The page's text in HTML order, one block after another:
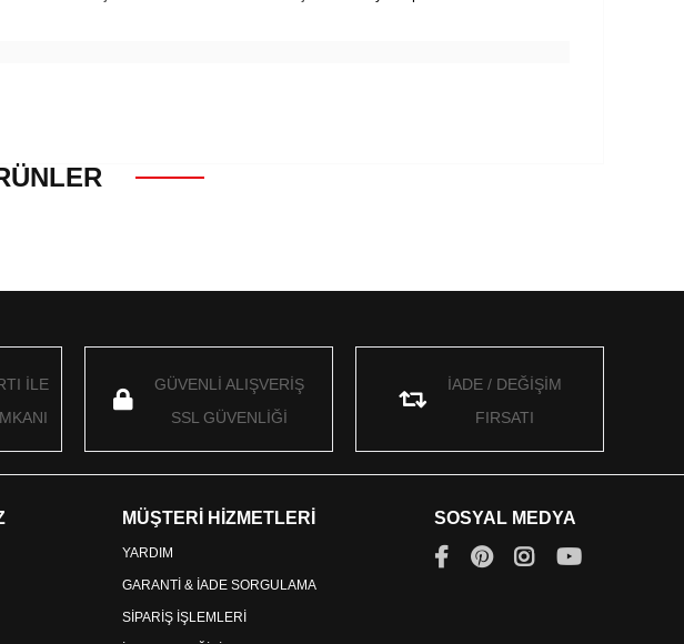
İLE
GÜVENLİ ALIŞVERİŞ
SSL GÜVENLİĞİ
İADE / DEĞİŞİM
FIRSATI
MÜŞTERİ HİZMETLERİ
YARDIM
GARANTİ & İADE SORGULAMA
SİPARİŞ İŞLEMLERİ
SOSYAL MEDYA